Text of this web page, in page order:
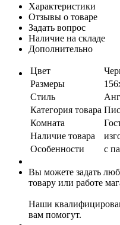
Характеристики
Отзывы о товаре
Задать вопрос
Наличие на складе
Дополнительно
Цвет
Размеры
Стиль
Категория товара
Комната
Наличие товара
Особенности
с
Вы можете задать
товару или работе
Наши
вам помогут.